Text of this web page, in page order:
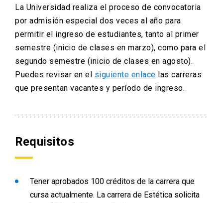
nivelación académica para apoyar su
inserción en el mundo universitario. Las
y los nuevos estudiantes podrán rendir
pruebas diagnósticas y tomar cursos
para estandarizar el dominio de
contenidos fundamentales para cada
carrera.
La Universidad realiza el proceso de convocatoria
por admisión especial dos veces al año para
permitir el ingreso de estudiantes, tanto al primer
semestre (inicio de clases en marzo), como para el
segundo semestre (inicio de clases en agosto).
Puedes revisar en el siguiente enlace las carreras
que presentan vacantes y período de ingreso.
Requisitos
Tener aprobados 100 créditos de la carrera que
cursa actualmente. La carrera de Estética solicita